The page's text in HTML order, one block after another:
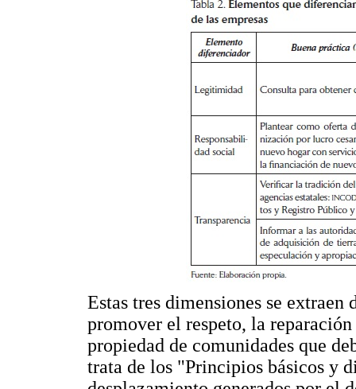
Estas tres dimensiones se
promover el respeto, la
propiedad de comunidades que
trata de los "Principios básicos y